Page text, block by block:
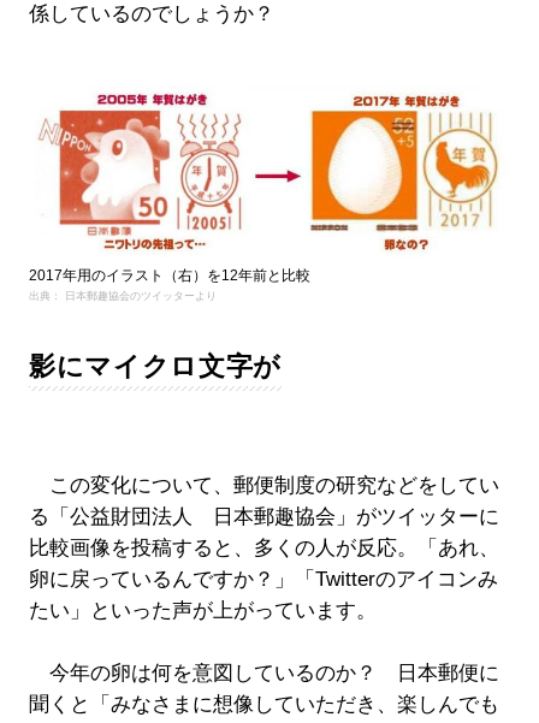
係しているのでしょうか？
2017年用のイラスト（右）を12年前と比較
出典： 日本郵趣協会のツイッターより
影にマイクロ文字が
この変化について、郵便制度の研究などをしてい
る「公益財団法人 日本郵趣協会」がツイッターに
比較画像を投稿すると、多くの人が反応。「あれ、
卵に戻っているんですか？」「Twitterのアイコンみ
たい」といった声が上がっています。
今年の卵は何を意図しているのか？ 日本郵便に
聞くと「みなさまに想像していただき、楽しんでも